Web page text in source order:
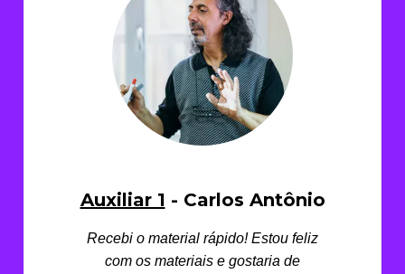
Auxiliar 1 - Carlos Antônio
Recebi o material rápido! Estou feliz
com os materiais e gostaria de